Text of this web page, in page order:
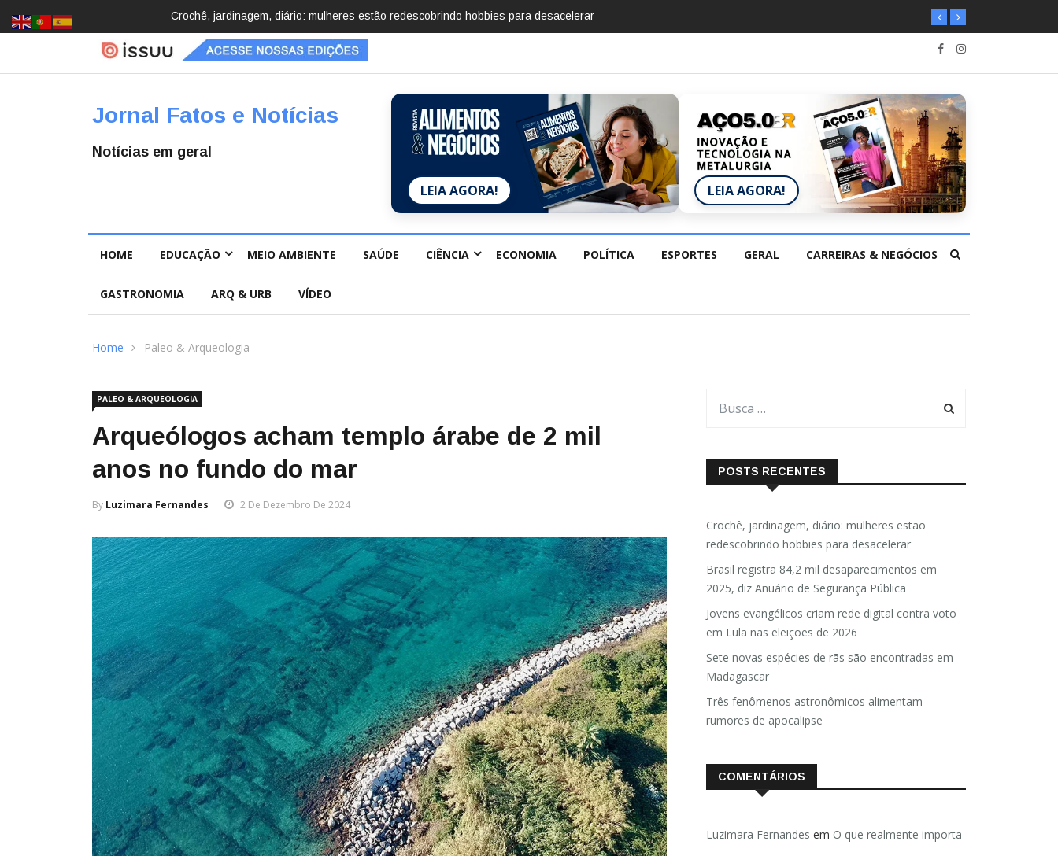
Brasil registra 84,2 mil desaparecimentos em 2025, diz Anuário de Segurança Pública
Jornal Fatos e Notícias
Notícias em geral
LEIA AGORA! LEIA AGORA!
HOME EDUCAÇÃO MEIO AMBIENTE SAÚDE CIÊNCIA ECONOMIA POLÍTICA ESPORTES GERAL CARREIRAS & NEGÓCIOS
GASTRONOMIA ARQ & URB VÍDEO
Home Paleo & Arqueologia
PALEO & ARQUEOLOGIA
Arqueólogos acham templo árabe de 2 mil
anos no fundo do mar
By Luzimara Fernandes 2 De Dezembro De 2024
POSTS RECENTES
Crochê, jardinagem, diário: mulheres estão
redescobrindo hobbies para desacelerar
Brasil registra 84,2 mil desaparecimentos em
2025, diz Anuário de Segurança Pública
Jovens evangélicos criam rede digital contra voto
em Lula nas eleições de 2026
Sete novas espécies de rãs são encontradas em
Madagascar
Três fenômenos astronômicos alimentam
rumores de apocalipse
COMENTÁRIOS
Luzimara Fernandes em O que realmente importa